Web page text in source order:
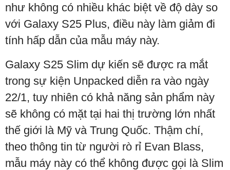
như không có nhiều khác biệt về độ dày so
với Galaxy S25 Plus, điều này làm giảm đi
tính hấp dẫn của mẫu máy này.
Galaxy S25 Slim dự kiến sẽ được ra mắt
trong sự kiện Unpacked diễn ra vào ngày
22/1, tuy nhiên có khả năng sản phẩm này
sẽ không có mặt tại hai thị trường lớn nhất
thế giới là Mỹ và Trung Quốc. Thậm chí,
theo thông tin từ người rò rỉ Evan Blass,
mẫu máy này có thể không được gọi là Slim